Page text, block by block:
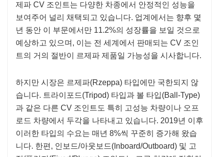
제파 CV 조인트는 다양한 차종에서 안정적인 성능을
보여주어 널리 채택되고 있습니다. 업계에서는 향후 몇
년 동안 이 부문에서만 11.2%의 성장률을 보일 것으로
예상하고 있으며, 이는 전 세계에서 판매되는 CV 조인
트의 거의 절반이 르제파 제품일 가능성을 시사합니다.
하지만 시장은 르제파(Rzeppa) 타입에만 국한되지 않
습니다. 트라이포드(Tripod) 타입과 볼 타입(Ball-Type)
과 같은 다른 CV 조인트도 특히 고성능 차량이나 오프
로드 차량에서 두각을 나타내고 있습니다. 2019년 이후
이러한 타입의 수요는 매년 8%씩 꾸준히 증가해 왔습
니다. 한편, 인보드/아웃보드(Inboard/Outboard) 및 고